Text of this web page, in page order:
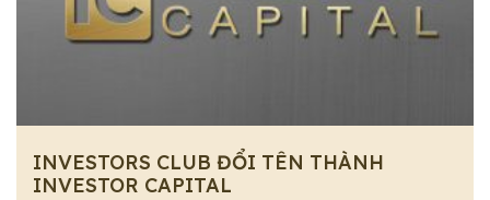
INVESTORS CLUB ĐỔI TÊN THÀNH
INVESTOR CAPITAL